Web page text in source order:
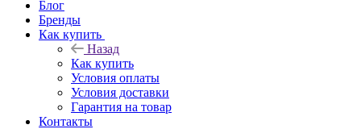
Блог
Бренды
Как купить
Назад
Как купить
Условия оплаты
Условия доставки
Гарантия на товар
Контакты